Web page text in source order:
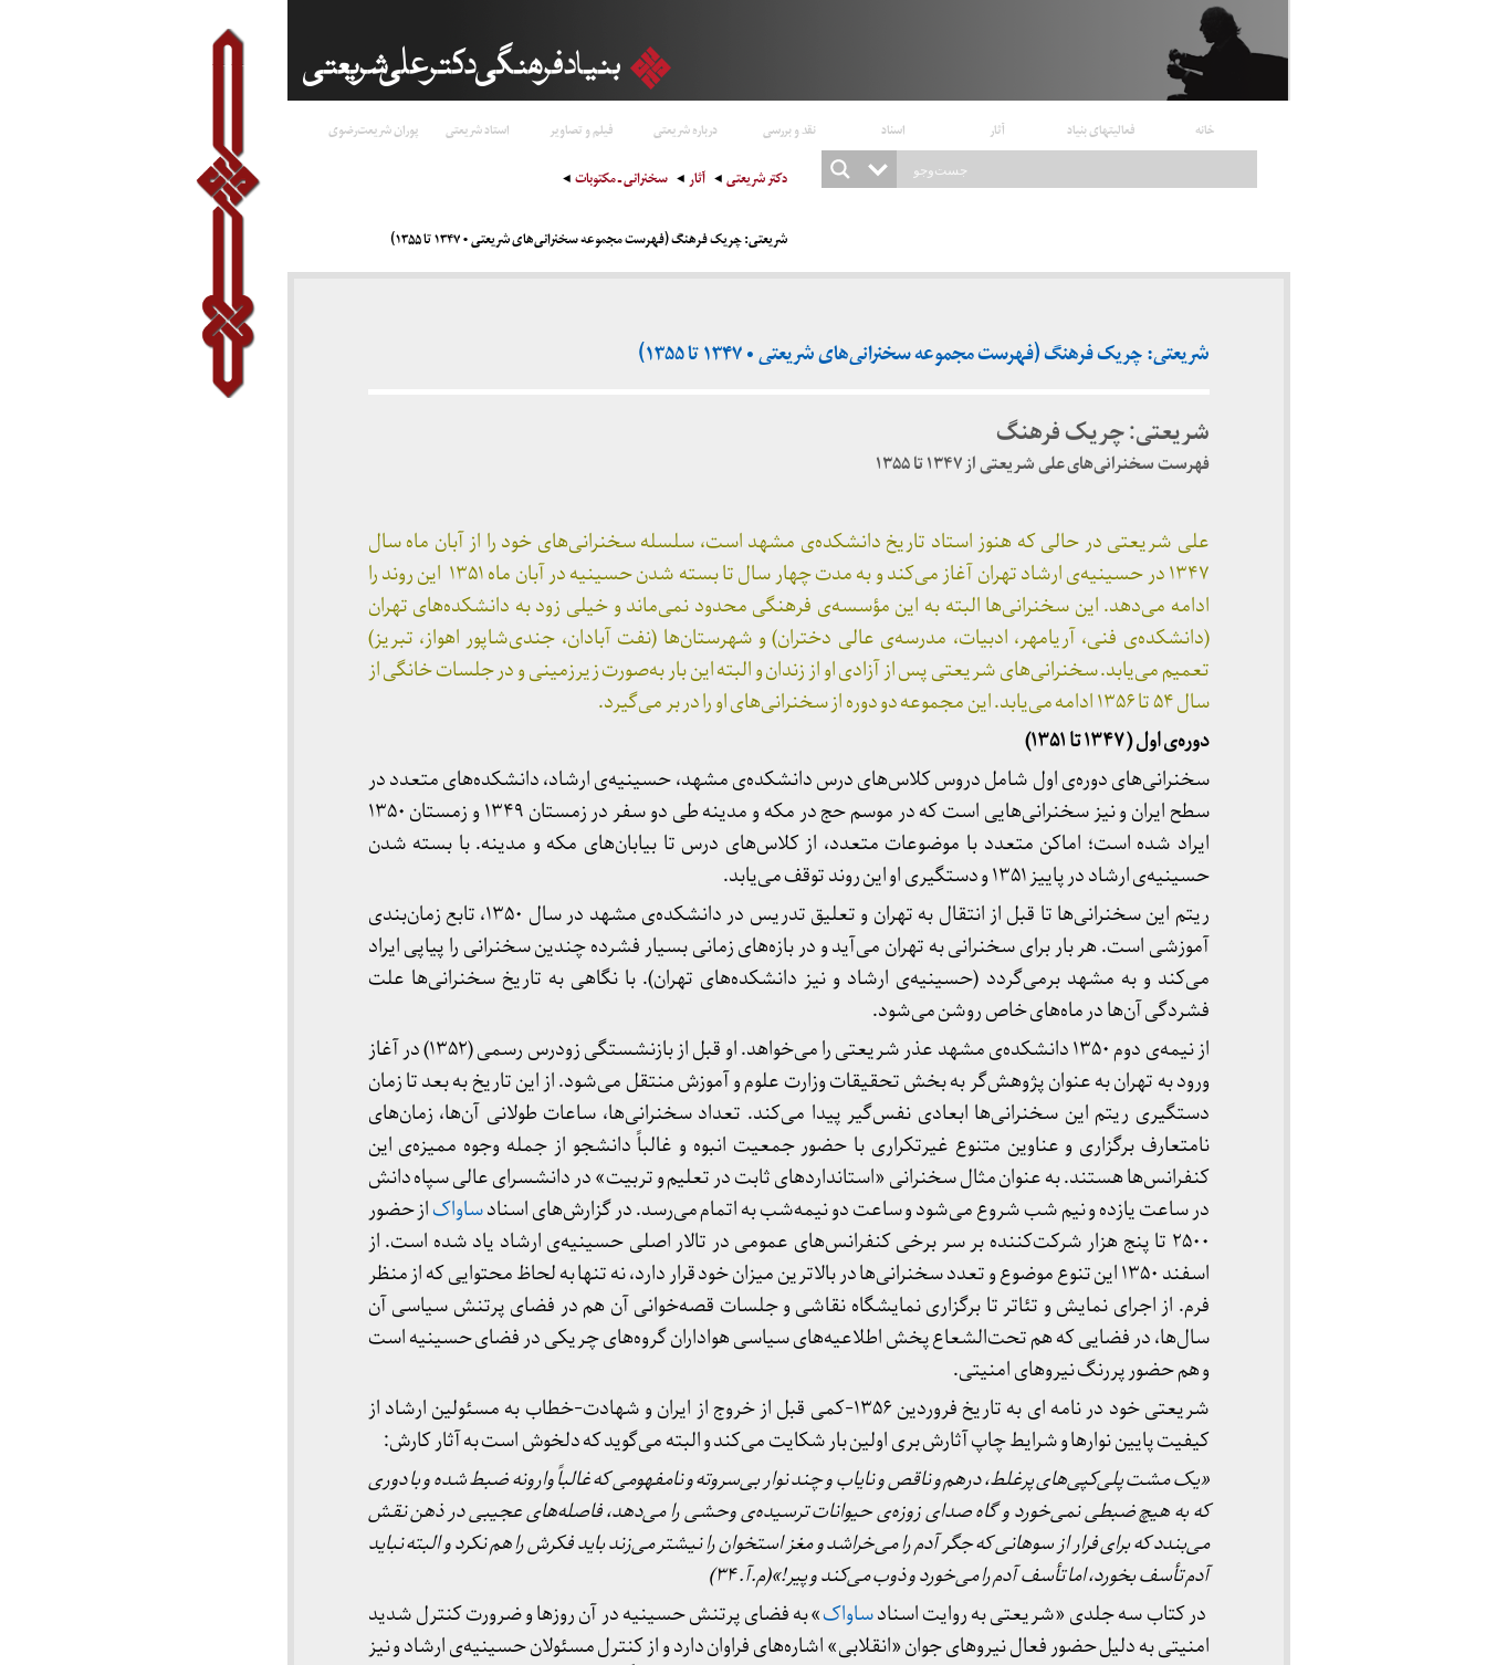
خانه فعالیتهای بنیاد آثار اسناد نقد و بررسی درباره شریعتی فیلم و تصاویر استاد شریعتی پوران شریعت‌رضوی
دکتر شریعتی آثار سخنرانی ـ مکتوبات
شریعتی: چریک فرهنگ (فهرست مجموعه سخنرانی‌های شریعتی • ۱۳۴۷ تا ۱۳۵۵)
شریعتی: چریک فرهنگ (فهرست مجموعه سخنرانی‌های شریعتی • ۱۳۴۷ تا ۱۳۵۵)
شریعتی: چریک فرهنگ
فهرست سخنرانی‌های علی شریعتی از ۱۳۴۷ تا ۱۳۵۵
علی شریعتی در حالی که هنوز استاد تاریخ دانشکده‌ی مشهد است، سلسله سخنرانی‌های خود را از آبان ماه سال
۱۳۴۷ در حسینیه‌ی ارشاد تهران آغاز می‌کند و به مدت چهار سال تا بسته شدن حسینیه در آبان ماه ۱۳۵۱ این روند را
ادامه می‌دهد. این سخنرانی‌ها البته به این مؤسسه‌ی فرهنگی محدود نمی‌ماند و خیلی زود به دانشکده‌های تهران
(دانشکده‌ی فنی، آریامهر، ادبیات، مدرسه‌ی عالی دختران) و شهرستان‌ها (نفت آبادان، جندی‌شاپور اهواز، تبریز)
تعمیم می‌یابد. سخنرانی‌های شریعتی پس از آزادی او از زندان و البته این بار به‌صورت زیرزمینی و در جلسات خانگی از
سال ۵۴ تا ۱۳۵۶ ادامه می‌یابد. این مجموعه‌ دو دوره از سخنرانی‌های او را در بر می‌گیرد.
دورهی اول ( ۱۳۴۷ تا ۱۳۵۱)
سخنرانی‌های دوره‌ی اول شامل دروس کلاس‌های درس دانشکده‌ی مشهد، حسینیه‌ی ارشاد، دانشکده‌های متعدد در
سطح ایران و نیز سخنرانی‌هایی است که در موسم حج در مکه و مدینه طی دو سفر در زمستان ۱۳۴۹ و زمستان ۱۳۵۰
ایراد شده است؛ اماکن متعدد با موضوعات متعدد، از کلاس‌های درس تا بیابان‌های مکه و مدینه. با بسته شدن
حسینیه‌ی ارشاد در پاییز ۱۳۵۱ و دستگیری او این روند توقف می‌یابد.
ریتم این سخنرانی‌ها تا قبل از انتقال به تهران و تعلیق تدریس در دانشکده‌ی مشهد در سال ۱۳۵۰، تابع زمان‌بندی
آموزشی است. هر بار برای سخنرانی به تهران می‌آید و در بازه‌های زمانی بسیار فشرده چندین سخنرانی را پیاپی ایراد
می‌کند و به مشهد برمی‌گردد (حسینیه‌ی ارشاد و نیز دانشکده‌های تهران). با نگاهی به تاریخ سخنرانی‌ها علت
فشردگی آن‌ها در ماه‌های خاص روشن می‌شود.
از نیمه‌ی دوم ۱۳۵۰ دانشکده‌ی مشهد عذر شریعتی را می‌خواهد. او قبل از بازنشستگی زودرس رسمی (۱۳۵۲) در آغاز
ورود به تهران به عنوان پژوهش‌گر به بخش تحقیقات وزارت علوم و آموزش منتقل می‌شود. از این تاریخ به بعد تا زمان
دستگیری ریتم این سخنرانی‌ها ابعادی نفس‌گیر پیدا می‌کند. تعداد سخنرانی‌ها، ساعات طولانی آن‌ها، زمان‌های
نامتعارف برگزاری و عناوین متنوع غیرتکراری با حضور جمعیت انبوه و غالباً دانشجو از جمله وجوه ممیزه‌ی این
کنفرانس‌ها هستند. به عنوان مثال سخنرانی «استانداردهای ثابت در تعلیم و تربیت» در دانشسرای عالی سپاه دانش
در ساعت یازده و نیم شب شروع می‌شود و ساعت دو نیمه‌شب به اتمام می‌رسد. در گزارش‌های اسنادساواکاز حضور
۲۵۰۰ تا پنج هزار شرکت‌کننده بر سر برخی کنفرانس‌های عمومی در تالار اصلی حسینیه‌ی ارشاد یاد شده است. از
اسفند ۱۳۵۰ این تنوع موضوع و تعدد سخنرانی‌ها در بالاترین میزان خود قرار دارد، نه تنها به لحاظ محتوایی که از منظر
فرم. از اجرای نمایش و تئاتر تا برگزاری نمایشگاه نقاشی و جلسات قصه‌خوانی آن هم در فضای پرتنش سیاسی آن
سال‌ها، در فضایی که هم تحت‌الشعاع پخش اطلاعیه‌های سیاسی هواداران گروه‌های چریکی در فضای حسینیه است
و هم حضور پررنگ نیروهای امنیتی.
شریعتی خود در نامه ای به تاریخ فروردین ۱۳۵۶-کمی قبل از خروج از ایران و شهادت-خطاب به مسئولین ارشاد از
کیفیت پایین نوارها و شرایط چاپ آثارش بری اولین بار شکایت می‌کند و البته می‌گوید که دلخوش است به آثار کارش:
«یک مشت پلیکپیهای پرغلط، درهم و ناقص و نایاب و چند نوار بیسروته و نامفهومی که غالباً وارونه ضبط شده و با دوری
که به هیچ ضبطی نمیخورد و گاه صدای زوزهی حیوانات ترسیدهی وحشی را میدهد، فاصلههای عجیبی در ذهن نقش
میبندد که برای فرار از سوهانی که جگر آدم را میخراشد و مغز استخوان را نیشتر میزند باید فکرش را هم نکرد و البته نباید
آدم تأسف بخورد، اما تأسف آدم را میخورد و ذوب میکند و پیر!»(م.آ. ۳۴)
در کتاب سه جلدی «شریعتی به روایت اسنادساواک» به فضای پرتنش حسینیه در آن روزها و ضرورت کنترل شدید
امنیتی به دلیل حضور فعال نیروهای جوان «انقلابی» اشاره‌های فراوان دارد و از کنترل مسئولان حسینیه‌ی ارشاد و نیز